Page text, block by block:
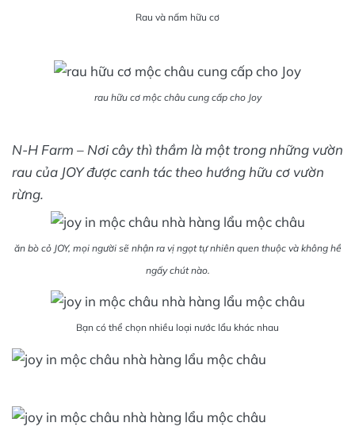
Rau và nấm hữu cơ
rau hữu cơ mộc châu cung cấp cho Joy
N-H Farm – Nơi cây thì thầm là một trong những vườn
rau của JOY được canh tác theo hướng hữu cơ vườn
rừng.
ăn bò cỏ JOY, mọi người sẽ nhận ra vị ngọt tự nhiên quen thuộc và không hề
ngấy chút nào.
Bạn có thể chọn nhiều loại nước lẩu khác nhau